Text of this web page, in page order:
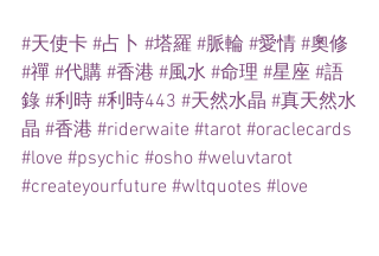
#天使卡 #占卜 #塔羅 #脈輪 #愛情 #奧修
#禪 #代購 #香港 #風水 #命理 #星座 #語
錄 #利時 #利時443 #天然水晶 #真天然水
晶 #香港 #riderwaite #tarot #oraclecards
#love #psychic #osho #weluvtarot
#createyourfuture #wltquotes #love